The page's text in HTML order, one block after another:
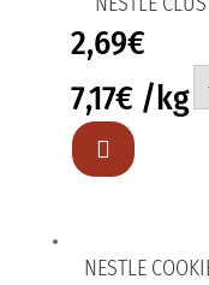
2,69€
7,17€ /kg

NESTLE